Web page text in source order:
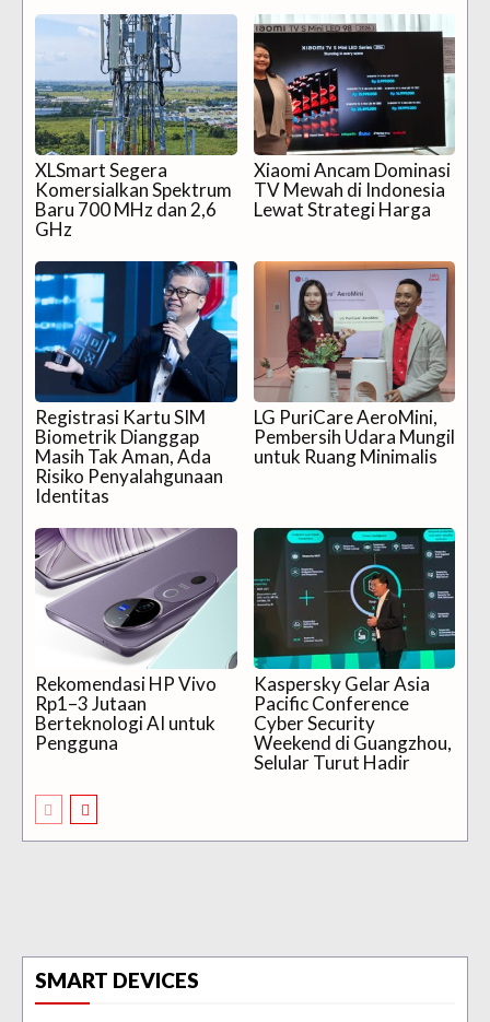
XLSmart Segera
Komersialkan Spektrum
Baru 700 MHz dan 2,6
GHz
Xiaomi Ancam Dominasi
TV Mewah di Indonesia
Lewat Strategi Harga
Registrasi Kartu SIM
Biometrik Dianggap
Masih Tak Aman, Ada
Risiko Penyalahgunaan
Identitas
LG PuriCare AeroMini,
Pembersih Udara Mungil
untuk Ruang Minimalis
Rekomendasi HP Vivo
Rp1–3 Jutaan
Berteknologi AI untuk
Pengguna
Kaspersky Gelar Asia
Pacific Conference
Cyber Security
Weekend di Guangzhou,
Selular Turut Hadir
SMART DEVICES